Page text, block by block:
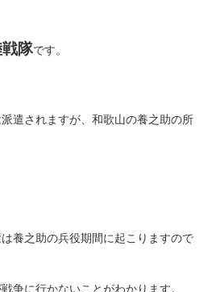
隊です。
遣されますが、和歌山の養之助の所
養之助の兵役期間に起こりますので
争に行かないことがわかります。